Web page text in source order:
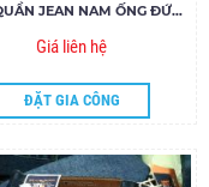
BỎ SỈ QUẦN JEAN NAM ỐNG ĐỨNG 1000050
Giá liên hệ
ĐẶT GIA CÔNG